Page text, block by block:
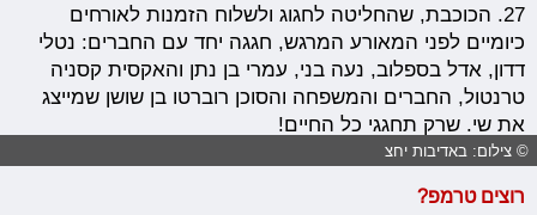
27. הכוכבת, שהחליטה לחגוג ולשלוח הזמנות לאורחים
כיומיים לפני המאורע המרגש, חגגה יחד עם החברים: נטלי
דדון, אדל בספלוב, נעה בני, עמרי בן נתן והאקסית קסניה
טרנטול, החברים והמשפחה והסוכן רוברטו בן שושן שמייצג
את שי. שרק תחגגי כל החיים!
© צילום: באדיבות יחצ
רוצים טרמפ?